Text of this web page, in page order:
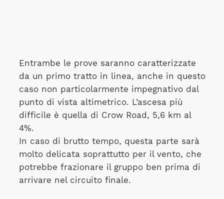
Entrambe le prove saranno caratterizzate
da un primo tratto in linea, anche in questo
caso non particolarmente impegnativo dal
punto di vista altimetrico. L’ascesa più
difficile è quella di Crow Road, 5,6 km al
4%.
In caso di brutto tempo, questa parte sarà
molto delicata soprattutto per il vento, che
potrebbe frazionare il gruppo ben prima di
arrivare nel circuito finale.